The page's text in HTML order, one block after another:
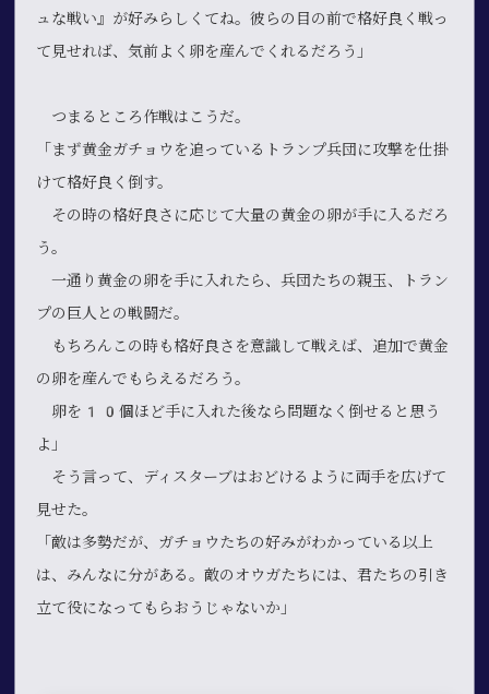
ュな戦い』が好みらしくてね。彼らの目の前で格好良く戦っ
て見せれば、気前よく卵を産んでくれるだろう」
つまるところ作戦はこうだ。
「まず黄金ガチョウを追っているトランプ兵団に攻撃を仕掛
けて格好良く倒す。
その時の格好良さに応じて大量の黄金の卵が手に入るだろ
う。
一通り黄金の卵を手に入れたら、兵団たちの親玉、トラン
プの巨人との戦闘だ。
もちろんこの時も格好良さを意識して戦えば、追加で黄金
の卵を産んでもらえるだろう。
卵を10個ほど手に入れた後なら問題なく倒せると思う
よ」
そう言って、ディスターブはおどけるように両手を広げて
見せた。
「敵は多勢だが、ガチョウたちの好みがわかっている以上
は、みんなに分がある。敵のオウガたちには、君たちの引き
立て役になってもらおうじゃないか」